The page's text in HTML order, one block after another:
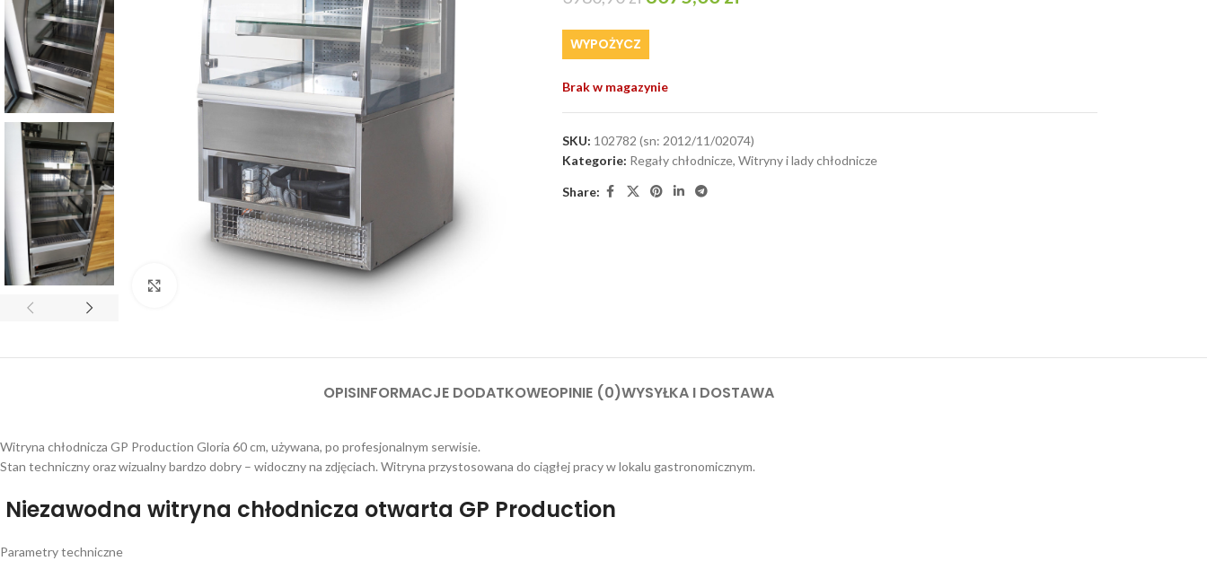
WYPOŻYCZ
Brak w magazynie
SKU: 102782 (sn: 2012/11/02074)
Kategorie: Regały chłodnicze, Witryny i lady chłodnicze
Share:
OPISINFORMACJE DODATKOWEOPINIE (0)WYSYŁKA I DOSTAWA
Witryna chłodnicza GP Production Gloria 60 cm, używana, po profesjonalnym serwisie.
Stan techniczny oraz wizualny bardzo dobry – widoczny na zdjęciach. Witryna przystosowana do ciągłej pracy w lokalu gastronomicznym.
Niezawodna witryna chłodnicza otwarta GP Production
Parametry techniczne